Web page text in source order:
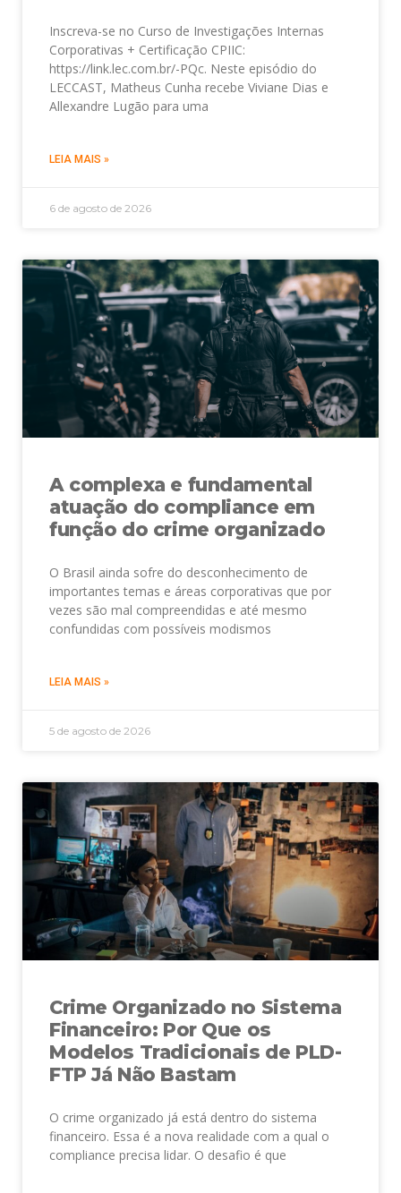
Inscreva-se no Curso de Investigações Internas
Corporativas + Certificação CPIIC:
https://link.lec.com.br/-PQc. Neste episódio do
LECCAST, Matheus Cunha recebe Viviane Dias e
Allexandre Lugão para uma
LEIA MAIS »
6 de agosto de 2026
A complexa e fundamental
atuação do compliance em
função do crime organizado
O Brasil ainda sofre do desconhecimento de
importantes temas e áreas corporativas que por
vezes são mal compreendidas e até mesmo
confundidas com possíveis modismos
LEIA MAIS »
5 de agosto de 2026
Crime Organizado no Sistema
Financeiro: Por Que os
Modelos Tradicionais de PLD-
FTP Já Não Bastam
O crime organizado já está dentro do sistema
financeiro. Essa é a nova realidade com a qual o
compliance precisa lidar. O desafio é que